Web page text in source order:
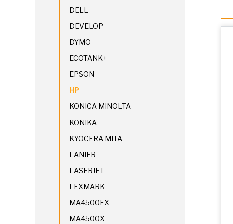
DELL
DEVELOP
DYMO
ECOTANK+
EPSON
HP
KONICA MINOLTA
KONIKA
KYOCERA MITA
LANIER
LASERJET
LEXMARK
MA4500FX
MA4500X